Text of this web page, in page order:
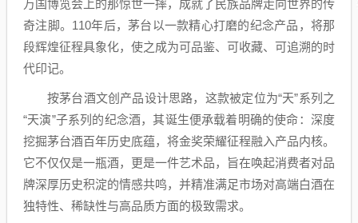
万国博览会上的那惊世一摔，成就了民族品牌走向世界的传
奇注脚。110年后，茅台以一款精心打磨的纪念产品，将那
段辉煌征程具象化，使之成为可品鉴、可收藏、可追溯的时
代印记。
按茅台酒文创产品设计思路，这款被定位为“天”系列之
“天演”子系列的纪念酒，其诞生便承载着明确的使命：深度
挖掘茅台酒百年历史底蕴，将金奖荣耀征程融入产品内核。
它不仅仅是一瓶酒，更是一件艺术品，旨在唤起消费者对品
牌深厚历史积淀的情感共鸣，并精准满足市场对高端白酒在
独特性、稀缺性与高品质方面的极致需求。